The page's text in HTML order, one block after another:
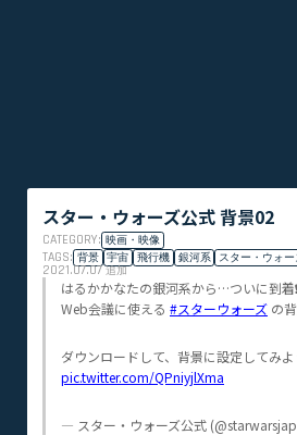
スター・ウォーズ公式 背景02
CATEGORY: 映画・映像
TAGS: 背景 宇宙 飛行機 銀河系 スター・ウォー
2021.07.07追加
はるかかなたの銀河系から…ついに到着❗️
Web会議に使える #スターウォーズ の
ダウンロードして、背景に設定してみ
pic.twitter.com/QPniyjlXma
— スター・ウォーズ公式